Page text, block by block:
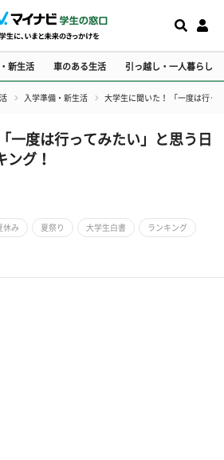
新生活 車のある生活 引っ越し・一人暮らし
入学準備・新生活 大学生に聞いた！ 「一度は行っ
一度は行ってみたい」と思う日
ング！
休み 夏祭り 大学生白書 ランキング